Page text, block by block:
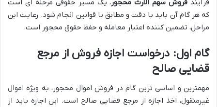
فرآیند فروش سهم الارث محجور، یک مسیر حقوقی مرحله ای است
که هر گام آن باید با دقت و مطابق با قوانین انجام شود. رعایت این
مراحل، تضمین کننده اعتبار معامله و حفظ حقوق محجور است.
گام اول: درخواست اجازه فروش از مرجع
قضایی صالح
مهمترین و اساسی ترین گام در فروش اموال محجور، به ویژه اموال
غیرمنقول، اخذ اجازه از مرجع قضایی صالح است. این اجازه باید از